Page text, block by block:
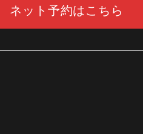
ース
ネット予約はこちら